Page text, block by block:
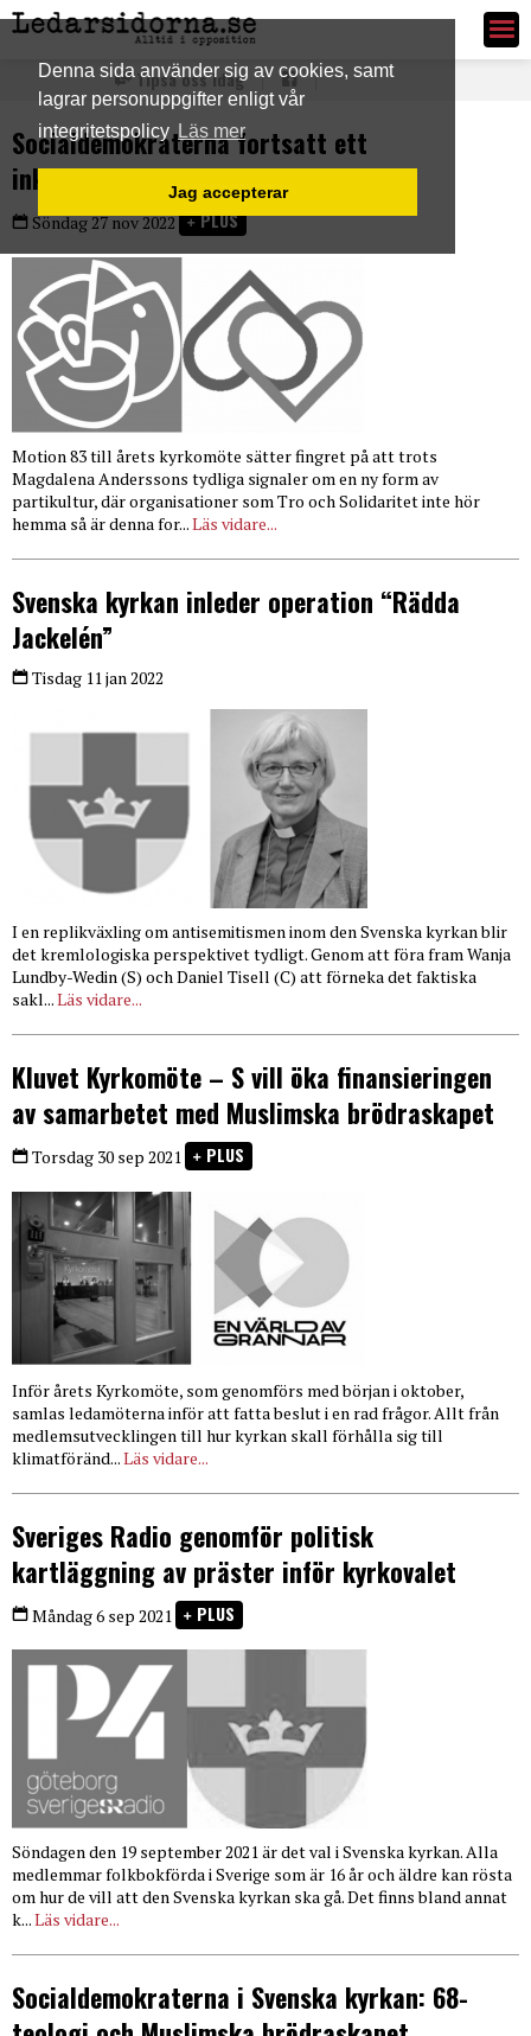
Denna sida använder sig av cookies, samt
lagrar personuppgifter enligt vår
integritetspolicy Läs mer
Jag accepterar
Ledarsidorna.se
Tipsa oss idag
Socialdemokraterna fortsatt ett
inkvisitatoriskt parti
Söndag 27 nov 2022 PLUS
Motion 83 till årets kyrkomöte sätter fingret på att trots
Magdalena Anderssons tydliga signaler om en ny form av
partikultur, där organisationer som Tro och Solidaritet inte hör
hemma så är denna for...Läs vidare...
Svenska kyrkan inleder operation “Rädda
Jackelén”
Tisdag 11 jan 2022
I en replikväxling om antisemitismen inom den Svenska kyrkan blir
det kremlologiska perspektivet tydligt. Genom att föra fram Wanja
Lundby-Wedin (S) och Daniel Tisell (C) att förneka det faktiska
sakl...Läs vidare...
Kluvet Kyrkomöte – S vill öka finansieringen
av samarbetet med Muslimska brödraskapet
Torsdag 30 sep 2021 PLUS
Inför årets Kyrkomöte, som genomförs med början i oktober,
samlas ledamöterna inför att fatta beslut i en rad frågor. Allt från
medlemsutvecklingen till hur kyrkan skall förhålla sig till
klimatföränd...Läs vidare...
Sveriges Radio genomför politisk
kartläggning av präster inför kyrkovalet
Måndag 6 sep 2021 PLUS
Söndagen den 19 september 2021 är det val i Svenska kyrkan. Alla
medlemmar folkbokförda i Sverige som är 16 år och äldre kan rösta
om hur de vill att den Svenska kyrkan ska gå. Det finns bland annat
k...Läs vidare...
Socialdemokraterna i Svenska kyrkan: 68-